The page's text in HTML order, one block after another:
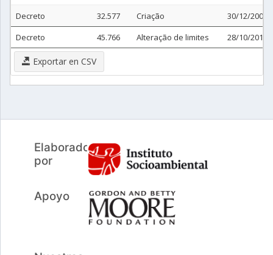
Decreto
32.577 Criação
30/12/2002
Decreto
45.766 Alteração de limites 28/10/2016
Exportar en CSV